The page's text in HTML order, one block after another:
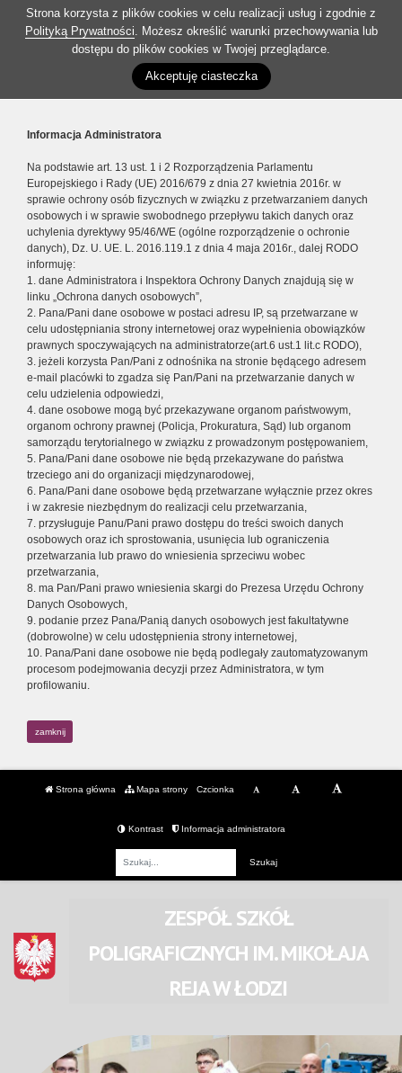
Strona korzysta z plików cookies w celu realizacji usług i zgodnie z
Polityką Prywatności. Możesz określić warunki przechowywania lub
dostępu do plików cookies w Twojej przeglądarce.
Akceptuję ciasteczka
Informacja Administratora
Na podstawie art. 13 ust. 1 i 2 Rozporządzenia Parlamentu
Europejskiego i Rady (UE) 2016/679 z dnia 27 kwietnia 2016r. w
sprawie ochrony osób fizycznych w związku z przetwarzaniem danych
osobowych i w sprawie swobodnego przepływu takich danych oraz
uchylenia dyrektywy 95/46/WE (ogólne rozporządzenie o ochronie
danych), Dz. U. UE. L. 2016.119.1 z dnia 4 maja 2016r., dalej RODO
informuję:
1. dane Administratora i Inspektora Ochrony Danych znajdują się w
linku „Ochrona danych osobowych”,
2. Pana/Pani dane osobowe w postaci adresu IP, są przetwarzane w
celu udostępniania strony internetowej oraz wypełnienia obowiązków
prawnych spoczywających na administratorze(art.6 ust.1 lit.c RODO),
3. jeżeli korzysta Pan/Pani z odnośnika na stronie będącego adresem
e-mail placówki to zgadza się Pan/Pani na przetwarzanie danych w
celu udzielenia odpowiedzi,
4. dane osobowe mogą być przekazywane organom państwowym,
organom ochrony prawnej (Policja, Prokuratura, Sąd) lub organom
samorządu terytorialnego w związku z prowadzonym postępowaniem,
5. Pana/Pani dane osobowe nie będą przekazywane do państwa
trzeciego ani do organizacji międzynarodowej,
6. Pana/Pani dane osobowe będą przetwarzane wyłącznie przez okres
i w zakresie niezbędnym do realizacji celu przetwarzania,
7. przysługuje Panu/Pani prawo dostępu do treści swoich danych
osobowych oraz ich sprostowania, usunięcia lub ograniczenia
przetwarzania lub prawo do wniesienia sprzeciwu wobec
przetwarzania,
8. ma Pan/Pani prawo wniesienia skargi do Prezesa Urzędu Ochrony
Danych Osobowych,
9. podanie przez Pana/Panią danych osobowych jest fakultatywne
(dobrowolne) w celu udostępnienia strony internetowej,
10. Pana/Pani dane osobowe nie będą podlegały zautomatyzowanym
procesom podejmowania decyzji przez Administratora, w tym
profilowaniu.
zamknij
Strona główna Mapa strony Czcionka
Kontrast Informacja administratora
ZESPÓŁ SZKÓŁ
POLIGRAFICZNYCHIM. MIKOŁAJA
REJAW ŁODZI